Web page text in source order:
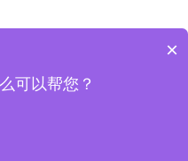
科技股份有限公司版权所
×
可以帮您？